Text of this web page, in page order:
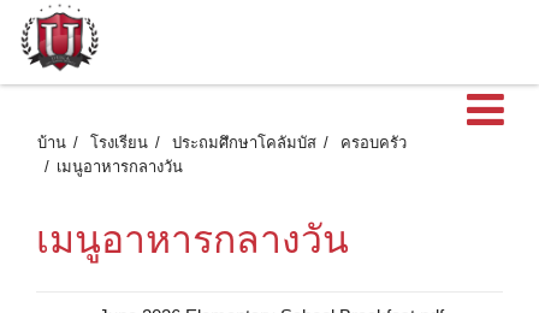
เ
บ้าน โรงเรียน ประถมศึกษาโคลัมบัส
ครอบครัว
เมนูอาหารกลางวัน
เมนูอาหารกลางวัน